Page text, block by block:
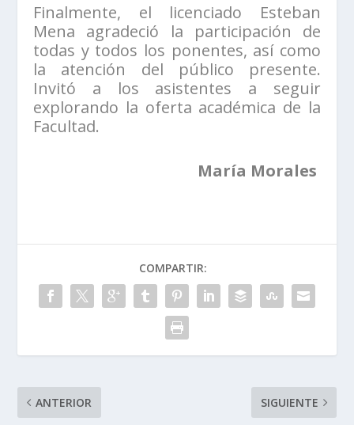
Finalmente, el licenciado Esteban
Mena agradeció la participación de
todas y todos los ponentes, así como
la atención del público presente.
Invitó a los asistentes a seguir
explorando la oferta académica de la
Facultad.
María Morales
COMPARTIR:
ANTERIOR SIGUIENTE